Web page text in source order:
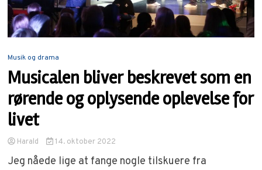
Musik og drama
Musicalen bliver beskrevet som en
rørende og oplysende oplevelse for
livet
Harald 14. oktober 2022
Jeg nåede lige at fange nogle tilskuere fra